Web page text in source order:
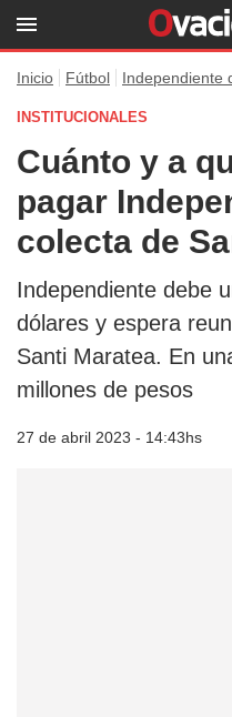
Inicio Fútbol Independiente
INSTITUCIONALES
Cuánto y a
pagar
colecta de
Independiente debe
dólares y espera
Santi Maratea. En
millones de pesos
27 de abril 2023 - 14:43hs